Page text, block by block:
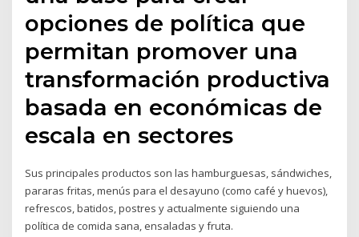
opciones de política que
permitan promover una
transformación productiva
basada en económicas de
escala en sectores
Sus principales productos son las hamburguesas, sándwiches,
pararas fritas, menús para el desayuno (como café y huevos),
refrescos, batidos, postres y actualmente siguiendo una
política de comida sana, ensaladas y fruta.